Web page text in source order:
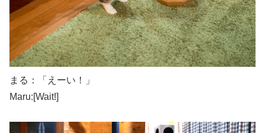
まる：「えーい！」
Maru:[Wait!]